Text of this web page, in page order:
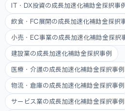
IT・DX投資の成長加速化補助金採択事
飲食・FC展開の成長加速化補助金採択
小売・EC事業の成長加速化補助金採択
建設業の成長加速化補助金採択事例
医療・介護の成長加速化補助金採択事例
物流・倉庫の成長加速化補助金採択事例
サービス業の成長加速化補助金採択事例